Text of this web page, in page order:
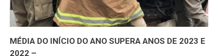
MÉDIA DO INÍCIO DO ANO SUPERA ANOS DE 2023 E
2022 –